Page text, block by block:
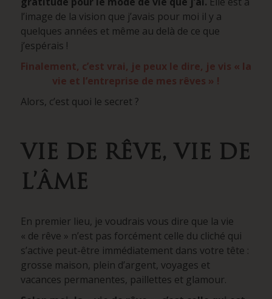
l’image de la vision que j’avais pour moi il y a
quelques années et même au delà de ce que
j’espérais !
Finalement, c’est vrai, je peux le dire, je vis « la
vie et l’entreprise de mes rêves » !
Alors, c’est quoi le secret ?
VIE DE RÊVE, VIE DE
L’ÂME
En premier lieu, je voudrais vous dire que la vie
« de rêve » n’est pas forcément celle du cliché qui
s’active peut-être immédiatement dans votre tête :
grosse maison, plein d’argent, voyages et
vacances permanentes, paillettes et glamour.